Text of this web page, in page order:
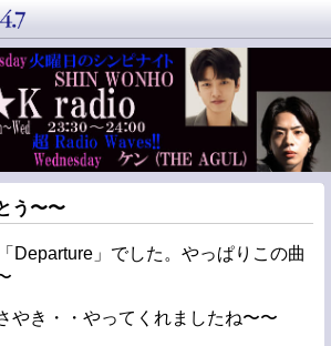
う〜〜
Departure」でした。やっぱりこの曲
やき・・やってくれましたね〜〜